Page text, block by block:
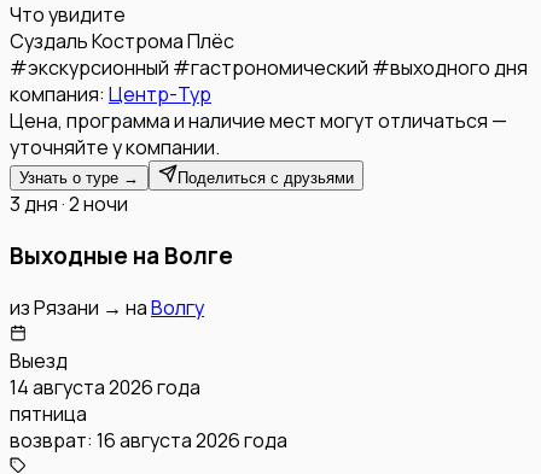
Что увидите
СуздальКостромаПлёс
#экскурсионный #гастрономический #выходного дня
компания: Центр-Тур
Цена, программа и наличие мест могут отличаться —
уточняйте у компании.
Узнать о туре → Поделиться с друзьями
3 дня · 2 ночи
Выходные на Волге
изРязани → наВолгу
Выезд
14 августа 2026 года
пятница
возврат: 16 августа 2026 года